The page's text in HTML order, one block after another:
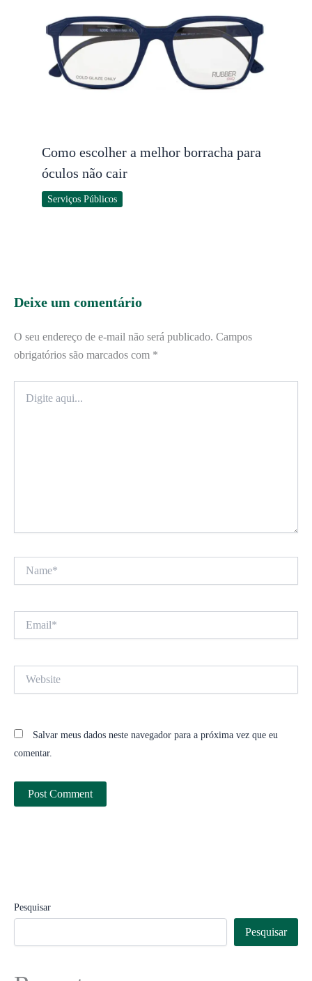
Como escolher a melhor borracha para
óculos não cair
Serviços Públicos
Deixe um comentário
O seu endereço de e-mail não será publicado. Campos
obrigatórios são marcados com *
aqui...
Salvar meus dados neste navegador para a próxima vez que eu
comentar.
Pesquisar
Pesquisar